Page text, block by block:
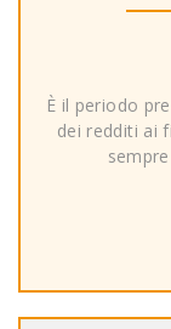
È il periodo
dei redditi ai